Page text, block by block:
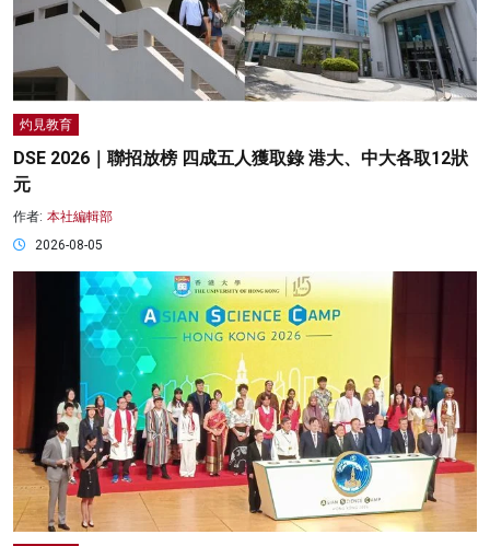
灼見教育
DSE 2026｜聯招放榜 四成五人獲取錄 港大、中大各取12狀
元
作者: 本社編輯部
2026-08-05